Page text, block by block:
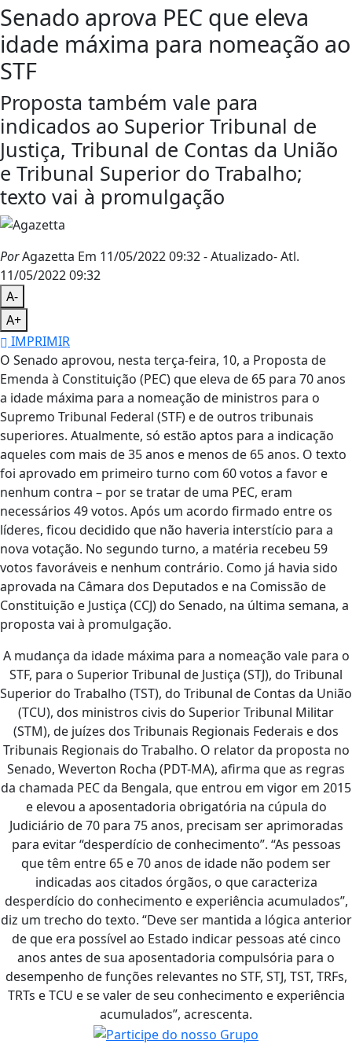
Senado aprova PEC que eleva
idade máxima para nomeação ao
STF
Proposta também vale para
indicados ao Superior Tribunal de
Justiça, Tribunal de Contas da União
e Tribunal Superior do Trabalho;
texto vai à promulgação
PorAgazetta Em 11/05/2022 09:32- Atualizado- Atl.
11/05/2022 09:32
A-
A+
IMPRIMIR
O Senado aprovou, nesta terça-feira, 10, a Proposta de
Emenda à Constituição (PEC) que eleva de 65 para 70 anos
a idade máxima para a nomeação de ministros para o
Supremo Tribunal Federal (STF) e de outros tribunais
superiores. Atualmente, só estão aptos para a indicação
aqueles com mais de 35 anos e menos de 65 anos. O texto
foi aprovado em primeiro turno com 60 votos a favor e
nenhum contra – por se tratar de uma PEC, eram
necessários 49 votos. Após um acordo firmado entre os
líderes, ficou decidido que não haveria interstício para a
nova votação. No segundo turno, a matéria recebeu 59
votos favoráveis e nenhum contrário. Como já havia sido
aprovada na Câmara dos Deputados e na Comissão de
Constituição e Justiça (CCJ) do Senado, na última semana, a
proposta vai à promulgação.
A mudança da idade máxima para a nomeação vale para o
STF, para o Superior Tribunal de Justiça (STJ), do Tribunal
Superior do Trabalho (TST), do Tribunal de Contas da União
(TCU), dos ministros civis do Superior Tribunal Militar
(STM), de juízes dos Tribunais Regionais Federais e dos
Tribunais Regionais do Trabalho. O relator da proposta no
Senado, Weverton Rocha (PDT-MA), afirma que as regras
da chamada PEC da Bengala, que entrou em vigor em 2015
e elevou a aposentadoria obrigatória na cúpula do
Judiciário de 70 para 75 anos, precisam ser aprimoradas
para evitar “desperdício de conhecimento”. “As pessoas
que têm entre 65 e 70 anos de idade não podem ser
indicadas aos citados órgãos, o que caracteriza
desperdício do conhecimento e experiência acumulados”,
diz um trecho do texto. “Deve ser mantida a lógica anterior
de que era possível ao Estado indicar pessoas até cinco
anos antes de sua aposentadoria compulsória para o
desempenho de funções relevantes no STF, STJ, TST, TRFs,
TRTs e TCU e se valer de seu conhecimento e experiência
acumulados”, acrescenta.